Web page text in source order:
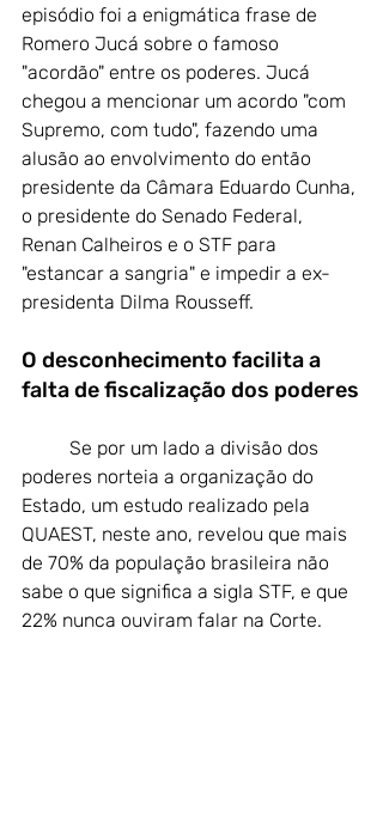
episódio foi a enigmática frase de
Romero Jucá sobre o famoso
"acordão" entre os poderes. Jucá
chegou a mencionar um acordo "com
Supremo, com tudo", fazendo uma
alusão ao envolvimento do então
presidente da Câmara Eduardo Cunha,
o presidente do Senado Federal,
Renan Calheiros e o STF para
"estancar a sangria" e impedir a ex-
presidenta Dilma Rousseff.
O desconhecimento facilita a
falta de fiscalização dos poderes
Se por um lado a divisão dos
poderes norteia a organização do
Estado, um estudo realizado pela
QUAEST, neste ano, revelou que mais
de 70% da população brasileira não
sabe o que significa a sigla STF, e que
22% nunca ouviram falar na Corte.